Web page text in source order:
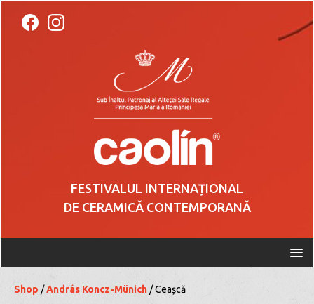
FESTIVALUL INTERNAȚIONAL
DE CERAMICĂ CONTEMPORANĂ
Shop /András Koncz-Münich / Ceașcă